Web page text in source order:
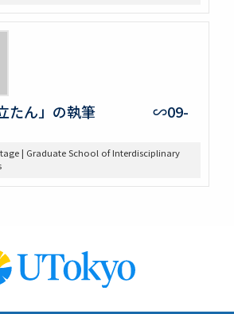
に立たん」の執筆 ∽09-
| Graduate School of Interdisciplinary